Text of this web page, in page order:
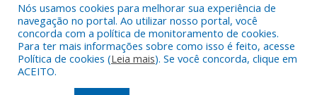
Todos os direitos reservados a Câmara Municipal de Juruti.
Nós usamos cookies para melhorar sua experiência de
navegação no portal. Ao utilizar nosso portal, você
concorda com a política de monitoramento de cookies.
Para ter mais informações sobre como isso é feito, acesse
Política de cookies (Leia mais). Se você concorda, clique em
ACEITO.